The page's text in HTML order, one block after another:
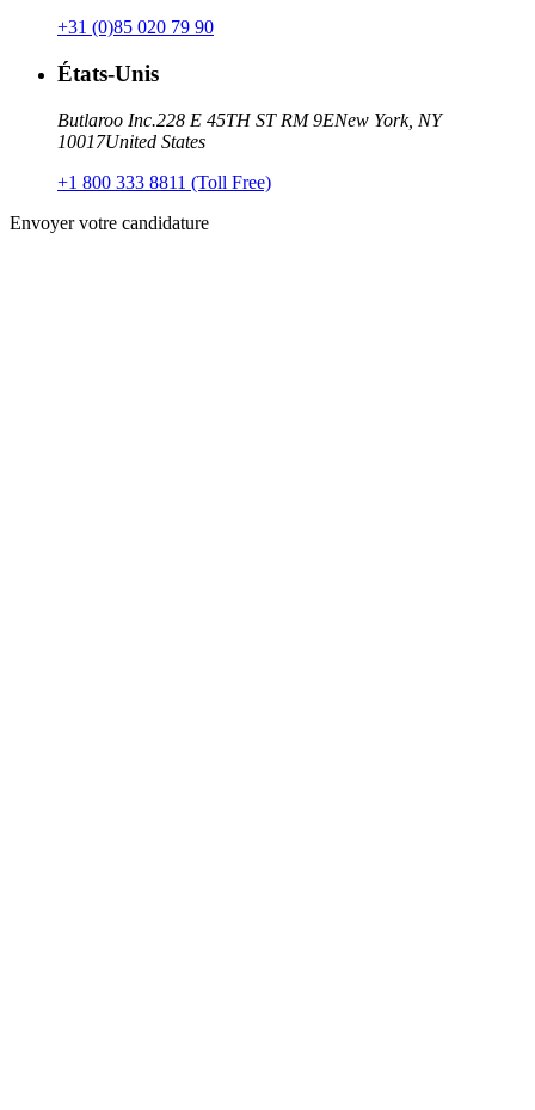
+31 (0)85 020 79 90
États-Unis
Butlaroo Inc.228 E 45TH ST RM 9ENew York, NY
10017United States
+1 800 333 8811 (Toll Free)
Envoyer votre candidature